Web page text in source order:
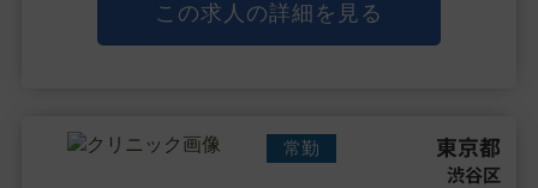
経営コンセプトとして、「システマチックで効率的＆
待たせない診療」を掲げ、
この求人の詳細を見る
常勤 東京都
渋谷区